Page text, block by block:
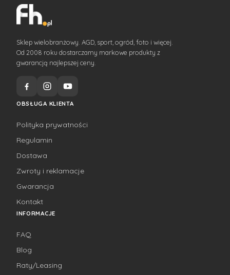
Sklep wielobranżowy. AGD, sport, ogród, foto i więcej.
Od 2008 roku dostarczamy markowe produkty z
gwarancją najlepszej ceny.
OBSŁUGA KLIENTA
Polityka prywatności
Regulamin
Dostawa
Zwroty i reklamacje
Gwarancja
Kontakt
INFORMACJE
FAQ
Blog
Raty/Leasing